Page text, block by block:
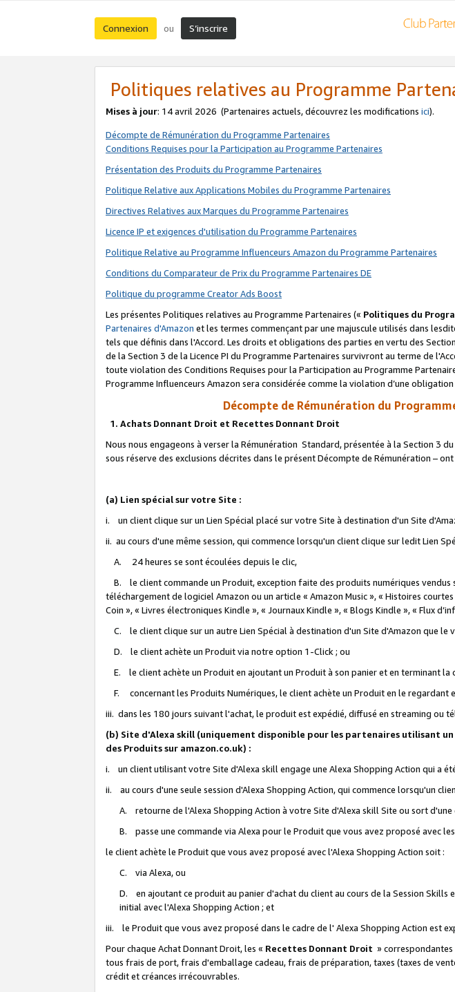
Connexion ou S’inscrire
Politiques relatives au Programme
Mises à jour: 14 avril 2026 (Partenaires actuels, découvrez les modifications ici).
Décompte de Rémunération du Programme Partenaires
Conditions Requises pour la Participation au Programme Partenaires
Présentation des Produits du Programme Partenaires
Politique Relative aux Applications Mobiles du Programme Partenaires
Directives Relatives aux Marques du Programme Partenaires
Licence IP et exigences d'utilisation du Programme Partenaires
Politique Relative au Programme Influenceurs Amazon du Programme Partenaires
Conditions du Comparateur de Prix du Programme Partenaires DE
Politique du programme Creator Ads Boost
Les présentes Politiques relatives au Programme Partenaires (« Politiques du
Partenaires d'Amazon et les termes commençant par une majuscule utilisés dans
tels que définis dans l'Accord. Les droits et obligations des parties en vertu des
de la Section 3 de la Licence PI du Programme Partenaires survivront au terme de
toute violation des Conditions Requises pour la Participation au Programme
Programme Influenceurs Amazon sera considérée comme la violation d’une
Décompte de Rémunération du
1. Achats Donnant Droit et Recettes Donnant Droit
Nous nous engageons à verser la Rémunération Standard, présentée à la Section 3
sous réserve des exclusions décrites dans le présent Décompte de Rémunération –
(a) Lien spécial sur votre Site :
i. un client clique sur un Lien Spécial placé sur votre Site à destination d'un Site
ii. au cours d'une même session, qui commence lorsqu'un client clique sur ledit Lien
A. 24 heures se sont écoulées depuis le clic,
B. le client commande un Produit, exception faite des produits numériques vendus
téléchargement de logiciel Amazon ou un article « Amazon Music », « Histoires
Coin », « Livres électroniques Kindle », « Journaux Kindle », « Blogs Kindle », « Flux
C. le client clique sur un autre Lien Spécial à destination d'un Site d'Amazon que le
D. le client achète un Produit via notre option 1-Click ; ou
E. le client achète un Produit en ajoutant un Produit à son panier et en terminant la
F. concernant les Produits Numériques, le client achète un Produit en le regardant
iii. dans les 180 jours suivant l'achat, le produit est expédié, diffusé en streaming ou
(b) Site d'Alexa skill (uniquement disponible pour les partenaires utilisant
des Produits sur amazon.co.uk) :
i. un client utilisant votre Site d'Alexa skill engage une Alexa Shopping Action qui a
ii. au cours d'une seule session d'Alexa Shopping Action, qui commence lorsqu'un
A. retourne de l'Alexa Shopping Action à votre Site d'Alexa skill Site ou sort
B. passe une commande via Alexa pour le Produit que vous avez proposé avec
le client achète le Produit que vous avez proposé avec l'Alexa Shopping Action soit :
C. via Alexa, ou
D. en ajoutant ce produit au panier d'achat du client au cours de la Session
initial avec l'Alexa Shopping Action ; et
iii. le Produit que vous avez proposé dans le cadre de l' Alexa Shopping Action est
Pour chaque Achat Donnant Droit, les « Recettes Donnant Droit »
tous frais de port, frais d'emballage cadeau, frais de préparation, taxes (taxes de
crédit et créances irrécouvrables.